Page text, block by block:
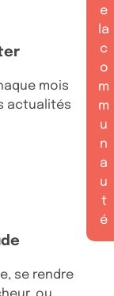
mois
actualités
se rendre
e
la
c
o
m
m
u
n
a
u
t
é